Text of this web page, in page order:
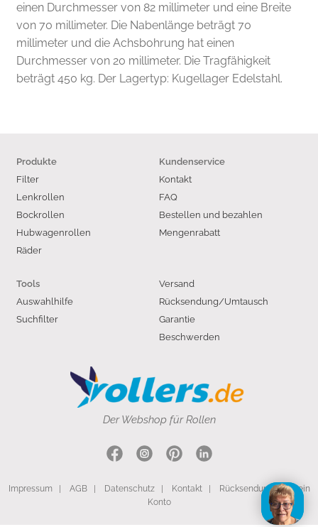
einen Durchmesser von 82 millimeter und eine Breite
von 70 millimeter. Die Nabenlänge beträgt 70
millimeter und die Achsbohrung hat einen
Durchmesser von 20 millimeter. Die Tragfähigkeit
beträgt 450 kg. Der Lagertyp: Kugellager Edelstahl.
Produkte
Filter
Lenkrollen
Bockrollen
Hubwagenrollen
Räder
Kundenservice
Kontakt
FAQ
Bestellen und bezahlen
Mengenrabatt
Versand
Rücksendung/Umtausch
Garantie
Beschwerden
Tools
Auswahlhilfe
Suchfilter
Der Webshop für Rollen
Impressum| AGB| Datenschutz| Kontakt| Rücksendung|Mein
Konto